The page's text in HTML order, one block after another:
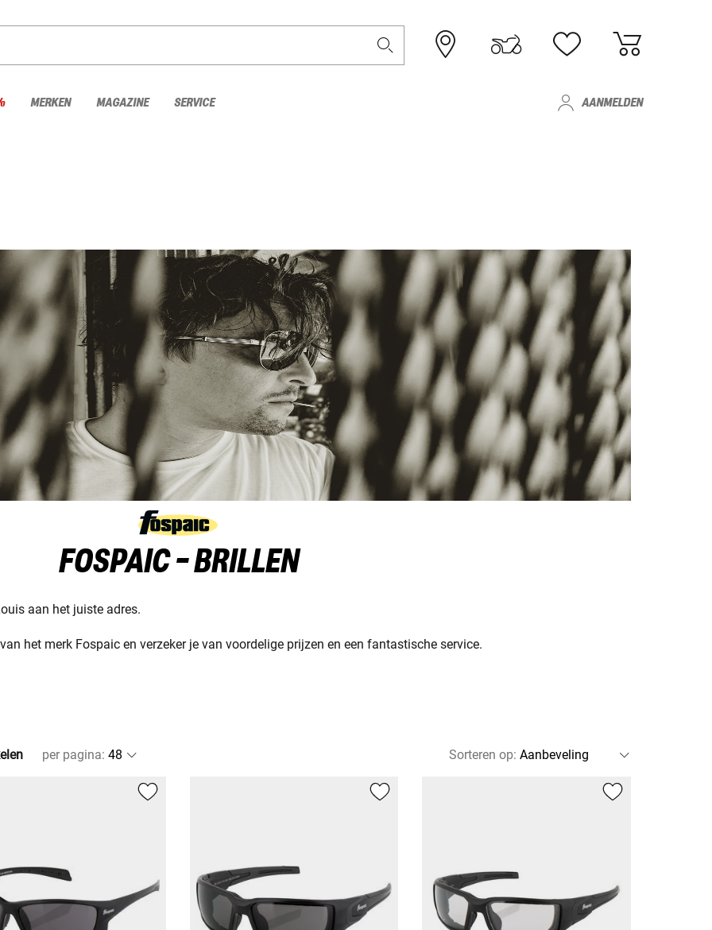
MERKEN MAGAZINE SERVICE AANMELDEN
FOSPAIC - BRILLEN
aan het juiste adres.
het merk Fospaic en verzeker je van voordelige prijzen en een fantastische service.
per pagina: Sorteren op: